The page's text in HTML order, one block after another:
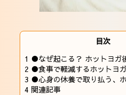
目次
1 ●なぜ起こる？ ホットヨガ
2 ●食事で軽減するホットヨ
3 ●心身の休養で取り払う、
4 関連記事